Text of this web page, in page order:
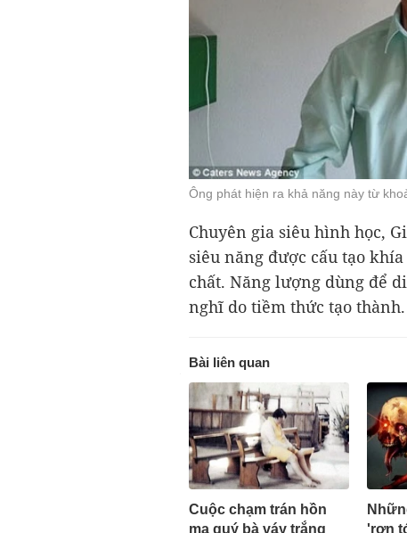
Ông phát hiện ra khả năng này từ
Chuyên gia siêu hình học,
siêu năng được cấu tạo
chất. Năng lượng dùng để
nghĩ do tiềm thức tạo thành.
Bài liên quan
Cuộc chạm trán hồn
ma quý bà váy trắng
'rợn